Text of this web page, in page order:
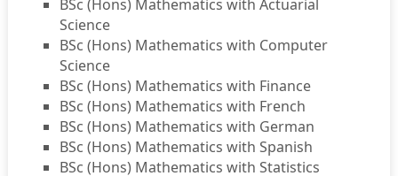
BSc (Hons) Mathematics with Actuarial
Science
BSc (Hons) Mathematics with Computer
Science
BSc (Hons) Mathematics with Finance
BSc (Hons) Mathematics with French
BSc (Hons) Mathematics with German
BSc (Hons) Mathematics with Spanish
BSc (Hons) Mathematics with Statistics